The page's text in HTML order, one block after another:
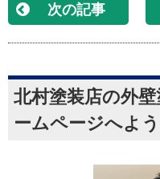
次の記事
北村塗装店の外
ームページへよう